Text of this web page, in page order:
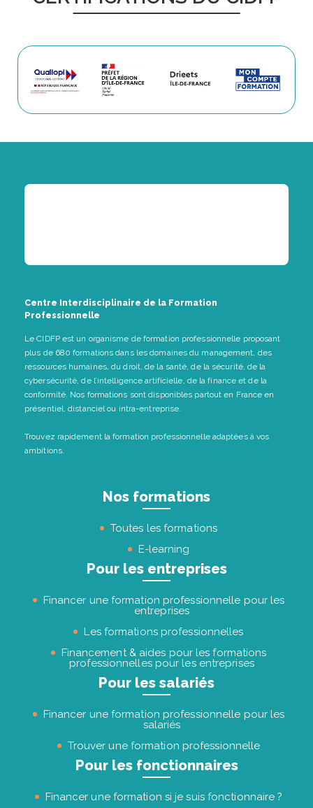
Centre Interdisciplinaire de la Formation
Professionnelle
Le CIDFP est un organisme de formation professionnelle proposant
plus de 680 formations dans les domaines du management, des
ressources humaines, du droit, de la santé, de la sécurité, de la
cybersécurité, de l’intelligence artificielle, de la finance et de la
conformité. Nos formations sont disponibles partout en France en
présentiel, distanciel ou intra-entreprise.
Trouvez rapidement la formation professionnelle adaptées à vos
ambitions.
Nos formations
Toutes les formations
E-learning
Pour les entreprises
Financer une formation professionnelle pour les
entreprises
Les formations professionnelles
Financement & aides pour les formations
professionnelles pour les entreprises
Pour les salariés
Financer une formation professionnelle pour les
salariés
Trouver une formation professionnelle
Pour les fonctionnaires
Financer une formation si je suis fonctionnaire ?